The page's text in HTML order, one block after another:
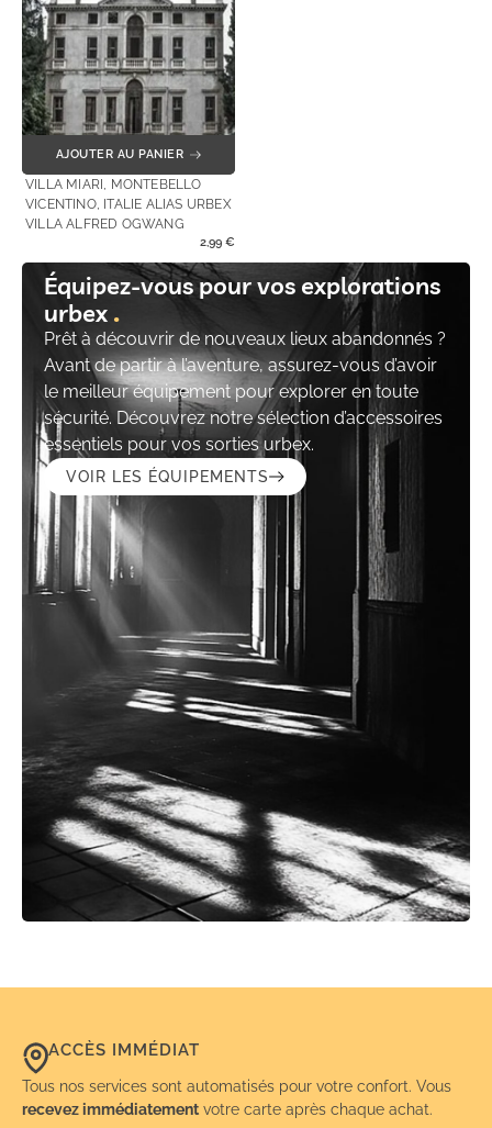
AJOUTER AU PANIER
VILLA MIARI, MONTEBELLO
VICENTINO, ITALIE ALIAS URBEX
VILLA ALFRED OGWANG
2,99 €
Équipez-vous pour vos explorations
urbex
Prêt à découvrir de nouveaux lieux abandonnés ?
Avant de partir à l’aventure, assurez-vous d’avoir
le meilleur équipement pour explorer en toute
sécurité. Découvrez notre sélection d’accessoires
essentiels pour vos sorties urbex.
VOIR LES ÉQUIPEMENTS
ACCÈS IMMÉDIAT
Tous nos services sont automatisés pour votre confort. Vous
recevez immédiatement votre carte après chaque achat.